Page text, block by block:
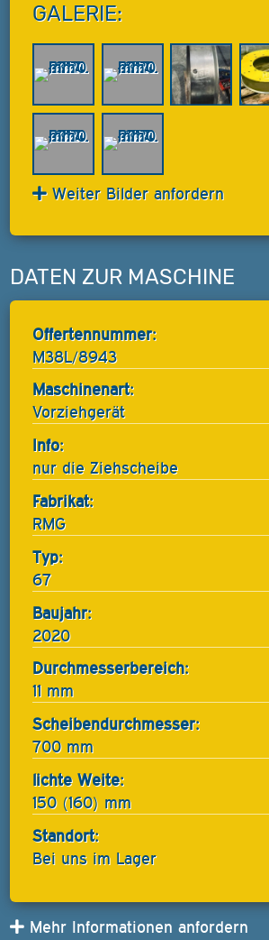
GALERIE:
Weiter Bilder anfordern
DATEN ZUR MASCHINE
Offertennummer:
M38L/8943
Maschinenart:
Vorziehgerät
Info:
nur die Ziehscheibe
Fabrikat:
RMG
Typ:
67
Baujahr:
2020
Durchmesserbereich:
11 mm
Scheibendurchmesser:
700 mm
lichte Weite:
150 (160) mm
Standort:
Bei uns im Lager
Mehr Informationen anfordern